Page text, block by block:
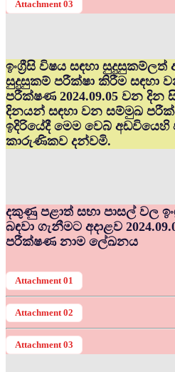
Attachment 03
ඉංග්‍රීසි විෂය සඳහා
සුදුසුකම් පරීක්ෂා කිරීම සඳහා
පරීක්ෂණ 2024.09.05 වන
දිනයන් සඳහා වන සම්මුඛ
ඉදිරියේදී මෙම වෙබ්
කාරුණිකව දන්වමි.
දකුණු පළාත් සභා පාසල් වල
බඳවා ගැනීමට අදාළව
පරීක්ෂණ නාම ලේඛනය
Attachment 01
Attachment 02
Attachment 03